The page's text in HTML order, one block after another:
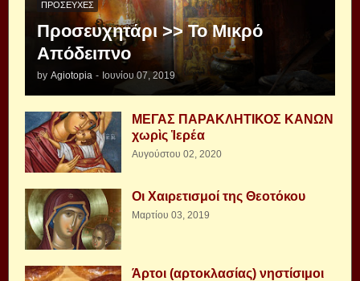
ΠΡΟΣΕΥΧΈΣ
Προσευχητάρι >> Το Μικρό
Απόδειπνο
by Agiotopia - Ιουνίου 07, 2019
ΜΕΓΑΣ ΠΑΡΑΚΛΗΤΙΚΟΣ ΚΑΝΩΝ
χωρὶς Ἱερέα
Αυγούστου 02, 2020
Οι Χαιρετισμοί της Θεοτόκου
Μαρτίου 03, 2019
Άρτοι (αρτοκλασίας) νηστίσιμοι